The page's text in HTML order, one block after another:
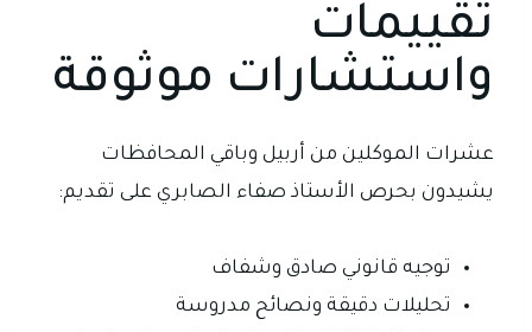
تقييمات
واستشارات موثوقة
عشرات الموكلين من أربيل وباقي المحافظات
يشيدون بحرص الأستاذ صفاء الصابري على تقديم:
توجيه قانوني صادق وشفاف
تحليلات دقيقة ونصائح مدروسة